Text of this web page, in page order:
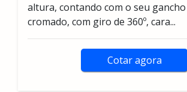
altura, contando com o seu
cromado, com giro de 360º, cara...
Cotar agora